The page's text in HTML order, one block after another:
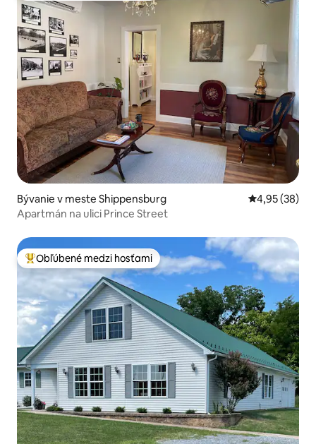
Bývanie v meste Shippensburg Priemerné
4,95 (38)
Apartmán na ulici Prince Street
Najobľúbenejšie medzi hosťami
Obľúbené medzi hosťami